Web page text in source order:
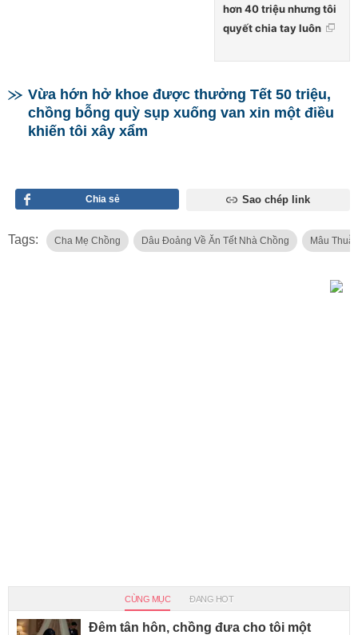
hơn 40 triệu nhưng tôi
quyết chia tay luôn
Vừa hớn hở khoe được thưởng Tết 50 triệu,
chồng bỗng quỳ sụp xuống van xin một điều
khiến tôi xây xẩm
Chia sẻ Sao chép link
Tags: Cha Mẹ Chồng Dâu Đoảng Về Ăn Tết Nhà Chồng Mâu
CÙNG MỤC ĐANG HOT
Đêm tân hôn, chồng đưa cho tôi một